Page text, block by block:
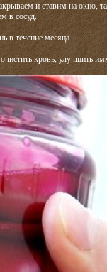
и ставим на окно,
в сосуд.
в течение месяца.
кровь, улучшить